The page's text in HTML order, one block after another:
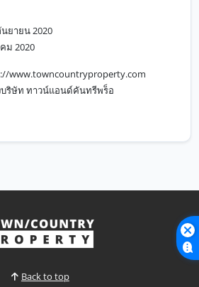
นยายน 2020
ม 2020
www.towncountryproperty.com
บริษัท ทาวน์แอนด์คันทรีพร็อ
Back to top